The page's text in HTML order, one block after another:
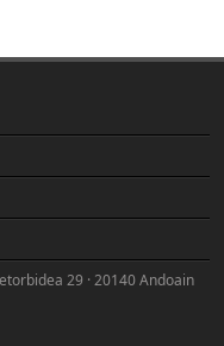
29 · 20140 Andoain